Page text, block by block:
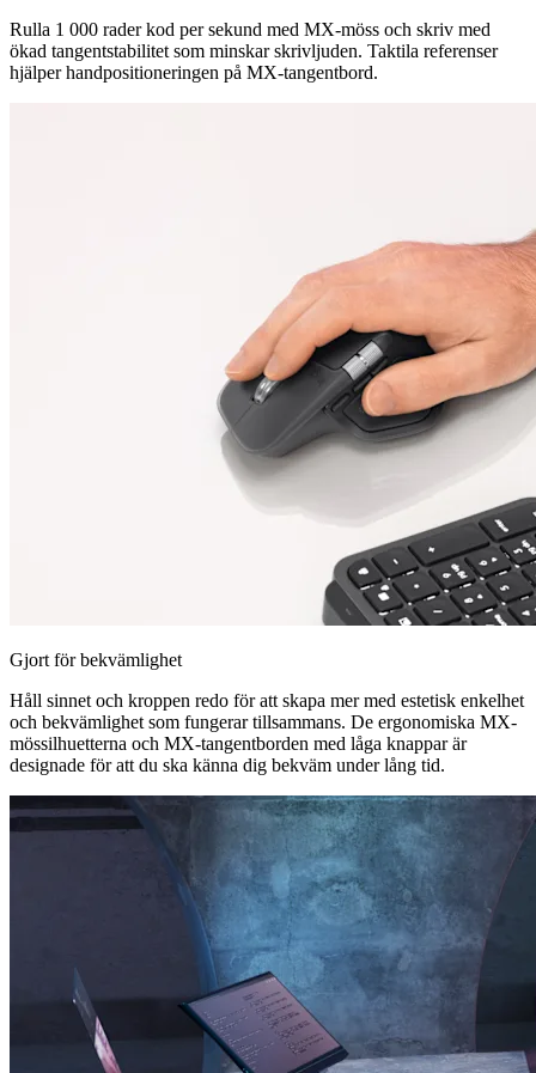
Rulla 1 000 rader kod per sekund med MX-möss och skriv med
ökad tangentstabilitet som minskar skrivljuden. Taktila referenser
hjälper handpositioneringen på MX-tangentbord.
Gjort för bekvämlighet
Håll sinnet och kroppen redo för att skapa mer med estetisk enkelhet
och bekvämlighet som fungerar tillsammans. De ergonomiska MX-
mössilhuetterna och MX-tangentborden med låga knappar är
designade för att du ska känna dig bekväm under lång tid.